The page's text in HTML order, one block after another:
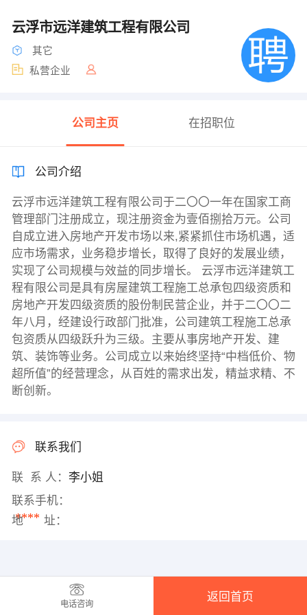
云浮市远洋建筑工程有限公司
其它
私营企业
公司主页 在招职位
公司介绍
云浮市远洋建筑工程有限公司于二〇〇一年在国家工商
管理部门注册成立，现注册资金为壹佰捌拾万元。公司
自成立进入房地产开发市场以来,紧紧抓住市场机遇，适
应市场需求，业务稳步增长，取得了良好的发展业绩，
实现了公司规模与效益的同步增长。 云浮市远洋建筑工
程有限公司是具有房屋建筑工程施工总承包四级资质和
房地产开发四级资质的股份制民营企业，并于二〇〇二
年八月，经建设行政部门批准，公司建筑工程施工总承
包资质从四级跃升为三级。主要从事房地产开发、建
筑、装饰等业务。公司成立以来始终坚持“中档低价、物
超所值”的经营理念，从百姓的需求出发，精益求精、不
断创新。
联系我们
联 系 人： 李小姐
联系手机：
****
地 址：
电话咨询
返回首页